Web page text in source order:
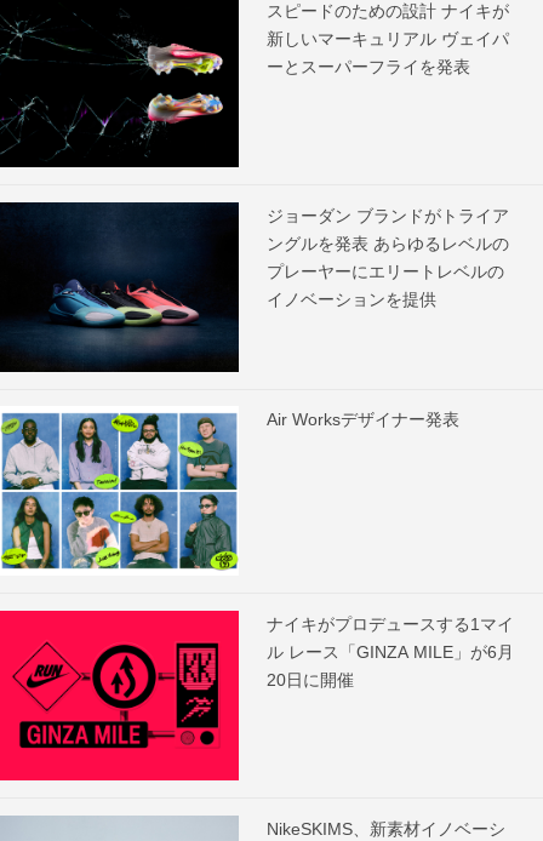
スピードのための設計 ナイキが
新しいマーキュリアル ヴェイパ
ーとスーパーフライを発表
ジョーダン ブランドがトライア
ングルを発表 あらゆるレベルの
プレーヤーにエリートレベルの
イノベーションを提供
Air Worksデザイナー発表
ナイキがプロデュースする1マイ
ル レース「GINZA MILE」が6月
20日に開催
NikeSKIMS、新素材イノベーシ